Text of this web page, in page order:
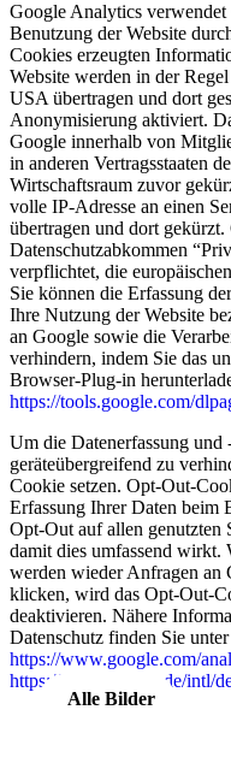
Google Analytics
Benutzung der Website
Cookies erzeugten
Website werden in der
USA übertragen und dort
Anonymisierung aktiviert.
Google innerhalb von
in anderen Vertragsstaaten
Wirtschaftsraum zuvor
volle IP-Adresse an einen
übertragen und dort
Datenschutzabkommen
verpflichtet, die
Sie können die Erfassung
Ihre Nutzung der Website
an Google sowie die
verhindern, indem Sie das
Browser-Plug-in
https://tools.google.com/
Um die Datenerfassung
geräteübergreifend zu
Cookie setzen. Opt-Out-
Erfassung Ihrer Daten beim
Opt-Out auf allen genutzten
damit dies umfassend wirkt.
werden wieder Anfragen an
klicken, wird das Opt-Out-
deaktivieren. Nähere
Datenschutz finden Sie unter
https://www.google.com/
https://www.google.de/intl/
Alle Bilder